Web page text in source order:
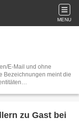
MENU
E-Mail und ohne
zu Gast bei